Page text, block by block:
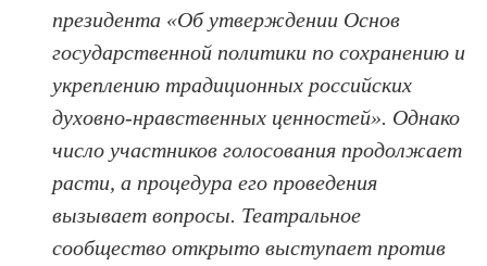
президента «Об утверждении Основ
государственной политики по сохранению и
укреплению традиционных российских
духовно-нравственных ценностей». Однако
число участников голосования продолжает
расти, а процедура его проведения
вызывает вопросы. Театральное
сообщество открыто выступает против